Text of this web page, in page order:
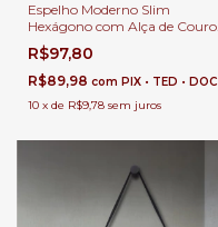
Espelho Moderno Slim
Hexágono com Alça de Couro
Para Banheiro, Penteadeira,
Salão de Beleza e Lojas
R$97,80
R$89,98 com PIX • TED • DOC
10 x de R$9,78 sem juros